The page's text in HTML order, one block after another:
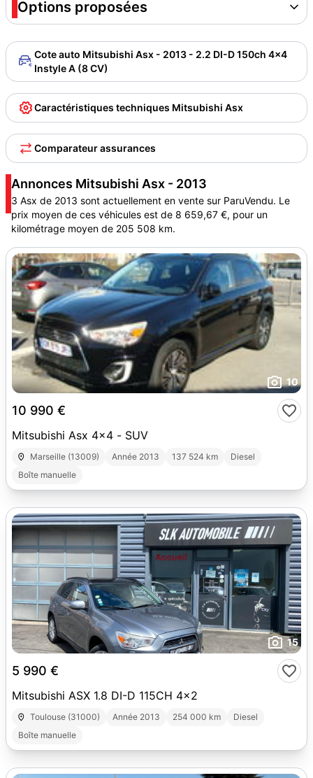
Options proposées
Cote auto Mitsubishi Asx - 2013 - 2.2 DI-D 150ch 4x4
Instyle A (8 CV)
Caractéristiques techniques Mitsubishi Asx
Comparateur assurances
Annonces Mitsubishi Asx - 2013
3 Asx de 2013 sont actuellement en vente sur ParuVendu. Le
prix moyen de ces véhicules est de 8 659,67 €, pour un
kilométrage moyen de 205 508 km.
10
10 990 €
Mitsubishi Asx 4x4 - SUV
Marseille (13009) Année 2013 137 524 km
Diesel
Boîte manuelle
15
5 990 €
Mitsubishi ASX 1.8 DI-D 115CH 4x2
Toulouse (31000) Année 2013 254 000 km
Diesel
Boîte manuelle